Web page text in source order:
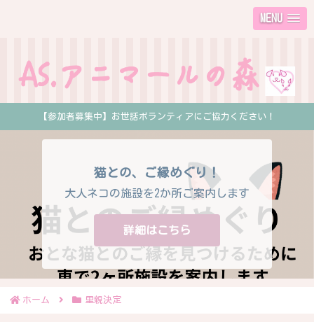
MENU
【参加者募集中】お世話ボランティアにご協力ください！
猫との、ご縁めぐり！
大人ネコの施設を2か所ご案内します
詳細はこちら
ホーム 里親決定